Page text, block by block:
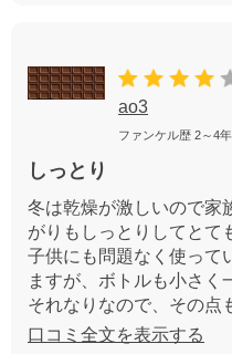
ao3
ファンケル歴 2～4年
しっとり
冬は乾燥が激しいので家
がりもしっとりしてとて
子供にも問題なく使って
ますが、ボトルも小さく
それなりなので、その点
らと思います。
口コミ全文を表示する